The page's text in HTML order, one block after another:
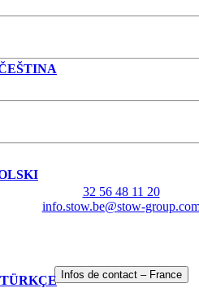
TÜRKÇE
32 56 48 11 20
info.stow.be@stow-
Infos de contact – France